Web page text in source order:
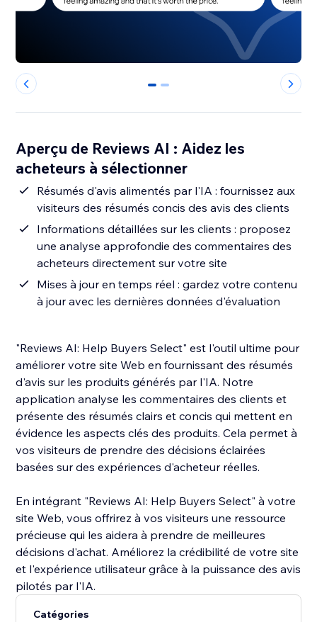
0 1
Aperçu de Reviews AI : Aidez les
acheteurs à sélectionner
Résumés d'avis alimentés par l'IA : fournissez aux
visiteurs des résumés concis des avis des clients
Informations détaillées sur les clients : proposez
une analyse approfondie des commentaires des
acheteurs directement sur votre site
Mises à jour en temps réel : gardez votre contenu
à jour avec les dernières données d'évaluation
"Reviews AI: Help Buyers Select" est l'outil ultime pour
améliorer votre site Web en fournissant des résumés
d'avis sur les produits générés par l'IA. Notre
application analyse les commentaires des clients et
présente des résumés clairs et concis qui mettent en
évidence les aspects clés des produits. Cela permet à
vos visiteurs de prendre des décisions éclairées
basées sur des expériences d'acheteur réelles.
En intégrant "Reviews AI: Help Buyers Select" à votre
site Web, vous offrirez à vos visiteurs une ressource
précieuse qui les aidera à prendre de meilleures
décisions d'achat. Améliorez la crédibilité de votre site
et l'expérience utilisateur grâce à la puissance des avis
pilotés par l'IA.
Catégories